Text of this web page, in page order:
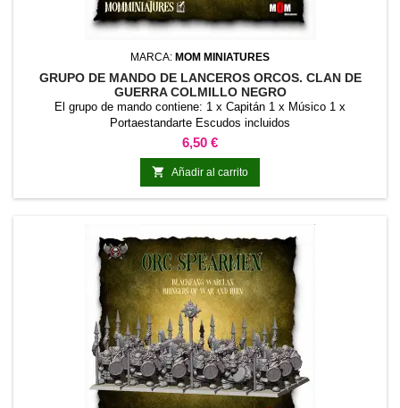
MARCA: MOM MINIATURES
GRUPO DE MANDO DE LANCEROS ORCOS. CLAN DE
GUERRA COLMILLO NEGRO
El grupo de mando contiene: 1 x Capitán 1 x Músico 1 x
Portaestandarte Escudos incluidos
Precio
6,50 €
 Añadir al carrito